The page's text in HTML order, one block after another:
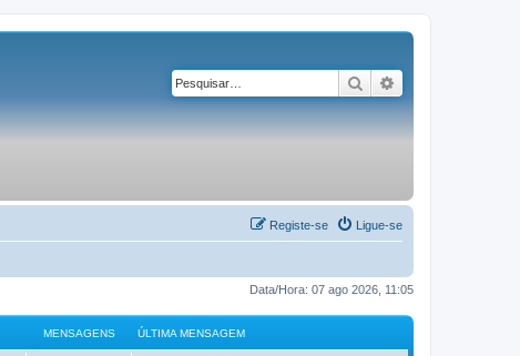
Pesquisar
Ligue-se
Registe-se
Data/Hora: 07 ago 2026, 11:05
MENSAGENS ÚLTIMA MENSAGEM